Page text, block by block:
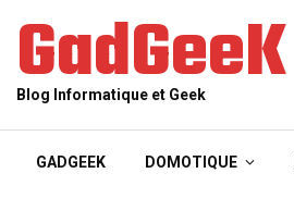
GadGeeK
Blog Informatique et Geek
GADGEEK DOMOTIQUE